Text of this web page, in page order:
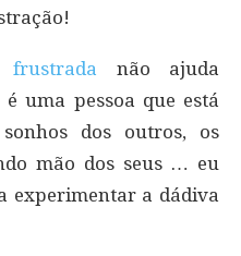
frustrada
não ajuda
uma pessoa que está
dos outros, os
mão dos seus … eu
experimentar a dádiva